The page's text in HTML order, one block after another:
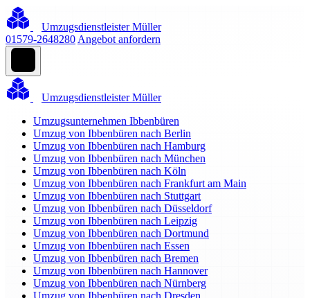
Umzugsdienstleister Müller
01579-2648280 Angebot anfordern
Umzugsdienstleister Müller
Umzugsunternehmen Ibbenbüren
Umzug von Ibbenbüren nach Berlin
Umzug von Ibbenbüren nach Hamburg
Umzug von Ibbenbüren nach München
Umzug von Ibbenbüren nach Köln
Umzug von Ibbenbüren nach Frankfurt am Main
Umzug von Ibbenbüren nach Stuttgart
Umzug von Ibbenbüren nach Düsseldorf
Umzug von Ibbenbüren nach Leipzig
Umzug von Ibbenbüren nach Dortmund
Umzug von Ibbenbüren nach Essen
Umzug von Ibbenbüren nach Bremen
Umzug von Ibbenbüren nach Hannover
Umzug von Ibbenbüren nach Nürnberg
Umzug von Ibbenbüren nach Dresden